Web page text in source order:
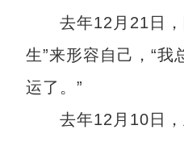
去年12月21日，
生”来形容自己，“
运了。”
去年12月10日，